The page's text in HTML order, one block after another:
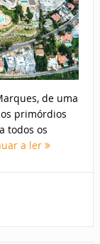
de uma
primórdios
todos os
a ler